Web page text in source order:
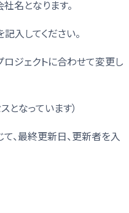
名となります。
入してください。
ロジェクトに合わせて変更し
となっています）
、最終更新日、更新者を入